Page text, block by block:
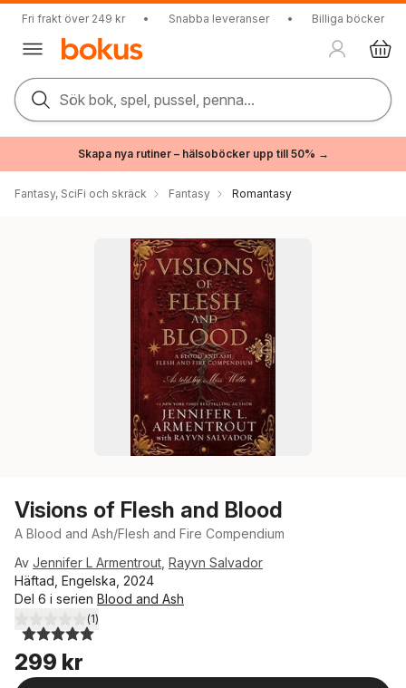
Fri frakt över 249 kr • Snabba leveranser • Billiga böcker
Sök bok, spel, pussel, penna...
Skapa nya rutiner – hälsoböcker upp till 50% →
Fantasy, SciFi och skräck Fantasy Romantasy
Visions of Flesh and Blood
A Blood and Ash/Flesh and Fire Compendium
Av Jennifer L Armentrout Rayvn Salvador
Häftad, Engelska, 2024
Del 6 i serien Blood and Ash
5,0utav 5 stjärnor. Totalt antal röster:
(1)
299 kr